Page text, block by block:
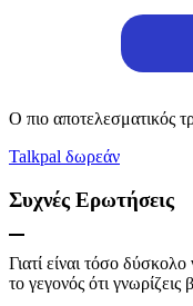
Ο πιο αποτελεσματικός
Talkpal δωρεάν
Συχνές Ερωτήσεις
Γιατί είναι τόσο
το γεγονός ότι γνωρίζεις